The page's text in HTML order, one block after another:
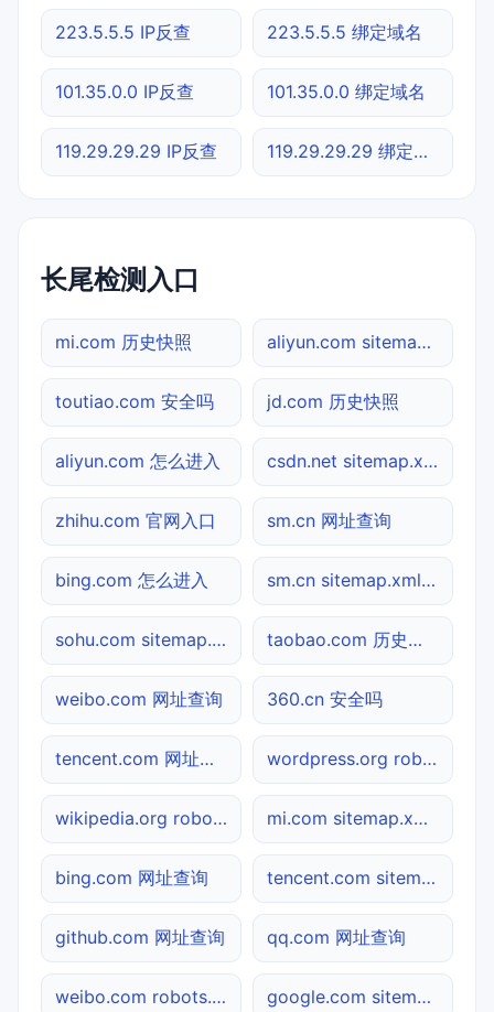
223.5.5.5 IP反查 223.5.5.5 绑定域名
101.35.0.0 IP反查 101.35.0.0 绑定域名
119.29.29.29 IP反查 119.29.29.29 绑定域名
长尾检测入口
mi.com 历史快照 aliyun.com sitemap.xml检测
toutiao.com 安全吗 jd.com 历史快照
aliyun.com 怎么进入 csdn.net sitemap.xml检测
zhihu.com 官网入口 sm.cn 网址查询
bing.com 怎么进入 sm.cn sitemap.xml检测
sohu.com sitemap.xml检测 taobao.com 历史快照
weibo.com 网址查询 360.cn 安全吗
tencent.com 网址查询 wordpress.org robots.txt检测
wikipedia.org robots.txt检测 mi.com sitemap.xml检测
bing.com 网址查询 tencent.com sitemap.xml检测
github.com 网址查询 qq.com 网址查询
weibo.com robots.txt检测 google.com sitemap.xml检测